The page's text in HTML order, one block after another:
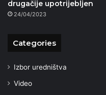
drugačije upotrijebljen
24/04/2023
Categories
Izbor uredništva
Video